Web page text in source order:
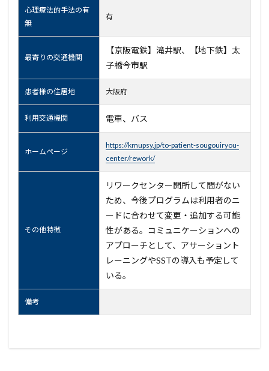
心理療法的手法の有
無
有
最寄りの交通機関
【京阪電鉄】滝井駅、【地下鉄】太
子橋今市駅
患者様の住居地 大阪府
利用交通機関 電車、バス
ホームページ
https://kmupsy.jp/to-patient-sougouiryou-
center/rework/
その他特徴
リワークセンター開所して間がない
ため、今後プログラムは利用者のニ
ードに合わせて変更・追加する可能
性がある。コミュニケーションへの
アプローチとして、アサーショント
レーニングやSSTの導入も予定して
いる。
備考